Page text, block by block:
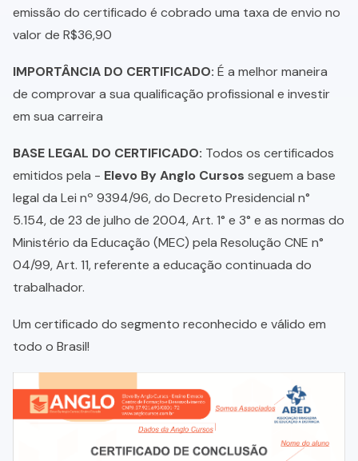
emissão do certificado é cobrado uma taxa de envio no
valor de R$36,90
IMPORTÂNCIA DO CERTIFICADO: É a melhor maneira
de comprovar a sua qualificação profissional e investir
em sua carreira
BASE LEGAL DO CERTIFICADO: Todos os certificados
emitidos pela - Elevo By Anglo Cursos seguem a base
legal da Lei nº 9394/96, do Decreto Presidencial n°
5.154, de 23 de julho de 2004, Art. 1° e 3° e as normas do
Ministério da Educação (MEC) pela Resolução CNE n°
04/99, Art. 11, referente a educação continuada do
trabalhador.
Um certificado do segmento reconhecido e válido em
todo o Brasil!